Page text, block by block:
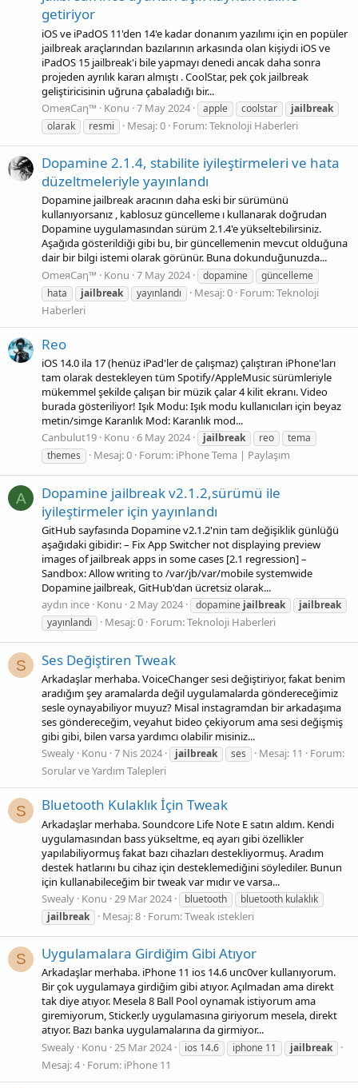
getiriyor
iOS ve iPadOS 11'den 14'e kadar donanım yazılımı için en popüler
jailbreak araçlarından bazılarının arkasında olan kişiydi iOS ve
iPadOS 15 jailbreak'i bile yapmayı denedi ancak daha sonra
projeden ayrılık kararı almıştı . CoolStar, pek çok jailbreak
geliştiricisinin uğruna çabaladığı bir...
OmeяCaη™
Konu 7 May 2024 apple coolstar
jailbreak
olarak
resmi Mesaj: 0 Forum:Teknoloji Haberleri
Dopamine 2.1.4, stabilite iyileştirmeleri ve hata
düzeltmeleriyle yayınlandı
Dopamine jailbreak aracının daha eski bir sürümünü
kullanıyorsanız , kablosuz güncelleme ı kullanarak doğrudan
Dopamine uygulamasından sürüm 2.1.4'e yükseltebilirsiniz.
Aşağıda gösterildiği gibi bu, bir güncellemenin mevcut olduğuna
dair bir bilgi istemi olarak görünür. Buna dokunduğunuzda...
OmeяCaη™
Konu 7 May 2024 dopamine
güncelleme
hata
jailbreak yayınlandı Mesaj: 0 Forum:Teknoloji
Haberleri
Reo
iOS 14.0 ila 17 (henüz iPad'ler de çalışmaz) çalıştıran iPhone'ları
tam olarak destekleyen tüm Spotify/AppleMusic sürümleriyle
mükemmel şekilde çalışan bir müzik çalar 4 kilit ekranı. Video
burada gösteriliyor! Işık Modu: Işık modu kullanıcıları için beyaz
metin/simge Karanlık Mod: Karanlık mod...
Canbulut19 Konu 6 May 2024 jailbreak reo
tema
themes
Mesaj: 0 Forum: iPhone Tema | Paylaşım
A
Dopamine jailbreak v2.1.2,sürümü ile
iyileştirmeler için yayınlandı
GitHub sayfasında Dopamine v2.1.2'nin tam değişiklik günlüğü
aşağıdaki gibidir: – Fix App Switcher not displaying preview
images of jailbreak apps in some cases [2.1 regression] –
Sandbox: Allow writing to /var/jb/var/mobile systemwide
Dopamine jailbreak, GitHub'dan ücretsiz olarak...
aydın ince Konu 2 May 2024 dopamine jailbreak
jailbreak
yayınlandı
Mesaj: 0 Forum:Teknoloji Haberleri
S Ses Değiştiren Tweak
Arkadaşlar merhaba. VoiceChanger sesi değiştiriyor, fakat benim
aradığım şey aramalarda değil uygulamalarda göndereceğimiz
sesle oynayabiliyor muyuz? Misal instagramdan bir arkadaşıma
ses göndereceğim, veyahut bideo çekiyorum ama sesi değişmiş
gibi gibi, bilen varsa yardımcı olabilir misiniz...
Swealy Konu 7 Nis 2024 jailbreak ses Mesaj: 11
Forum:
Sorular ve Yardım Talepleri
S Bluetooth Kulaklık İçin Tweak
Arkadaşlar merhaba. Soundcore Life Note E satın aldım. Kendi
uygulamasından bass yükseltme, eq ayarı gibi özellikler
yapılabiliyormuş fakat bazı cihazları destekliyormuş. Aradım
destek hatlarını bu cihaz için desteklemediğini söylediler. Bunun
için kullanabileceğim bir tweak var mıdır ve varsa...
Swealy Konu 29 Mar 2024 bluetooth
bluetooth kulaklık
jailbreak
Mesaj: 8 Forum:Tweak istekleri
S Uygulamalara Girdiğim Gibi Atıyor
Arkadaşlar merhaba. iPhone 11 ios 14.6 unc0ver kullanıyorum.
Bir çok uygulamaya girdiğim gibi atıyor. Açılmadan ama direkt
tak diye atıyor. Mesela 8 Ball Pool oynamak istiyorum ama
giremiyorum, Sticker.ly uygulamasına giriyorum mesela, direkt
atıyor. Bazı banka uygulamalarına da girmiyor...
Swealy Konu 25 Mar 2024 ios 14.6 iphone 11 jailbreak
Mesaj: 4 Forum: iPhone 11